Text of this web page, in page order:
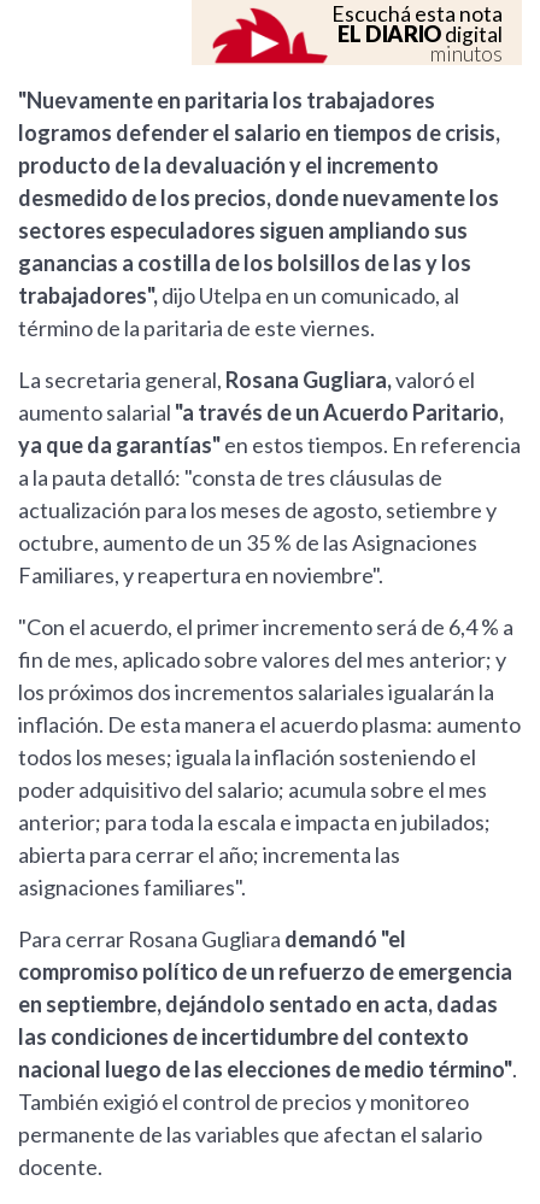
Escuchá esta nota
EL DIARIOdigital
minutos
"Nuevamente en paritaria los trabajadores
logramos defender el salario en tiempos de crisis,
producto de la devaluación y el incremento
desmedido de los precios, donde nuevamente los
sectores especuladores siguen ampliando sus
ganancias a costilla de los bolsillos de las y los
trabajadores",dijo Utelpa en un comunicado, al
término de la paritaria de este viernes.
La secretaria general, Rosana Gugliara,valoró el
aumento salarial "a través de un Acuerdo Paritario,
ya que da garantías"en estos tiempos. En referencia
a la pauta detalló: "consta de tres cláusulas de
actualización para los meses de agosto, setiembre y
octubre, aumento de un 35 % de las Asignaciones
Familiares, y reapertura en noviembre".
"Con el acuerdo, el primer incremento será de 6,4 % a
fin de mes, aplicado sobre valores del mes anterior; y
los próximos dos incrementos salariales igualarán la
inflación. De esta manera el acuerdo plasma: aumento
todos los meses; iguala la inflación sosteniendo el
poder adquisitivo del salario; acumula sobre el mes
anterior; para toda la escala e impacta en jubilados;
abierta para cerrar el año; incrementa las
asignaciones familiares".
Para cerrar Rosana Gugliara demandó "el
compromiso político de un refuerzo de emergencia
en septiembre, dejándolo sentado en acta, dadas
las condiciones de incertidumbre del contexto
nacional luego de las elecciones de medio término".
También exigió el control de precios y monitoreo
permanente de las variables que afectan el salario
docente.